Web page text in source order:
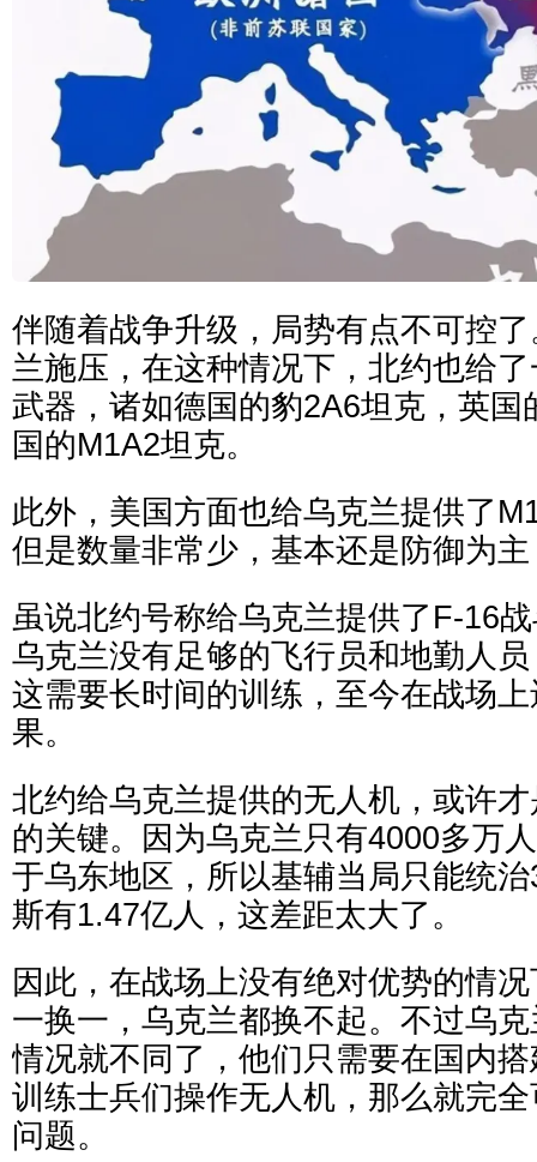
伴随着战争升级，局势有点不可控
兰施压，在这种情况下，北约也给
武器，诸如德国的豹2A6坦克，英国
国的M1A2坦克。
此外，美国方面也给乌克兰提供了
但是数量非常少，基本还是防御为
虽说北约号称给乌克兰提供了F-16
乌克兰没有足够的飞行员和地勤人
这需要长时间的训练，至今在战场
果。
北约给乌克兰提供的无人机，或许
的关键。因为乌克兰只有4000多万
于乌东地区，所以基辅当局只能统
斯有1.47亿人，这差距太大了。
因此，在战场上没有绝对优势的情
一换一，乌克兰都换不起。不过乌
情况就不同了，他们只需要在国内
训练士兵们操作无人机，那么就完
问题。